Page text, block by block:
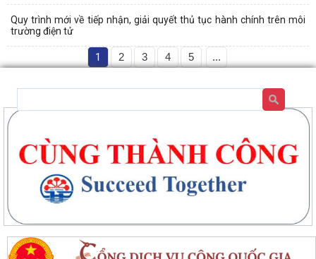
Quy trình mới về tiếp nhận, giải quyết thủ tục hành chính trên môi
trường điện tử
1 2 3 4 5 ...